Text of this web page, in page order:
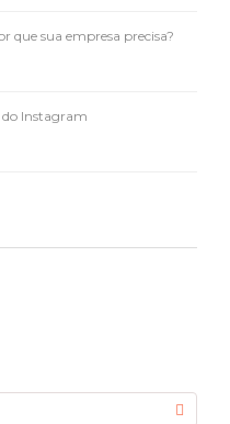
que sua empresa precisa?
do Instagram